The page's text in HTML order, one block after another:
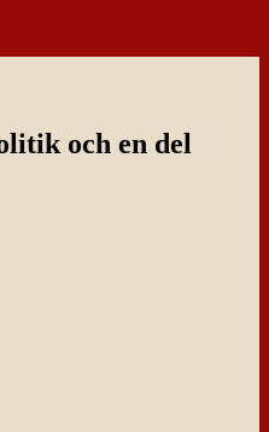
och en del